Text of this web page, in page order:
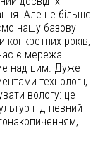
Але це більше
нашу базову
конкретних років,
є мережа
над цим. Дуже
технології,
вологу: це
під певний